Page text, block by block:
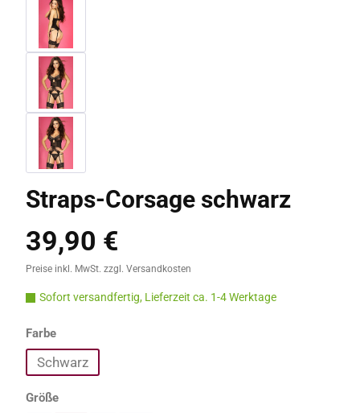
Straps-Corsage schwarz
Regulärer Preis:
39,90 €
Preise inkl. MwSt. zzgl. Versandkosten
Sofort versandfertig, Lieferzeit ca. 1-4 Werktage
Farbeauswählen
Schwarz
Größeauswählen